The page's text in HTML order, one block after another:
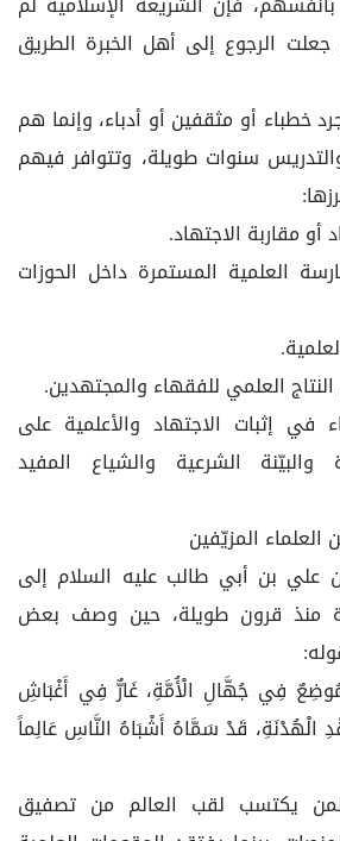
جعلت الرجوع إلى أهل الخبرة الطريق
خطباء أو مثقفين أو أدباء، وإنما هم
سنوات طويلة، وتتوافر فيهم
مقاربة الاجتهاد.
العلمية المستمرة داخل الحوزات
العلمي للفقهاء والمجتهدين.
في إثبات الاجتهاد والأعلمية على
الشرعية والشياع المفيد
العلماء المزيّفين
علي بن أبي طالب عليه السلام إلى
منذ قرون طويلة، حين وصف بعض
فِي جُهَّالِ الْأُمَّةِ، غَارٌّ فِي أَغْبَاشِ
الْهُدْنَةِ، قَدْ سَمَّاهُ أَشْبَاهُ النَّاسِ عَالِماً
يكتسب لقب العالم من تصفيق